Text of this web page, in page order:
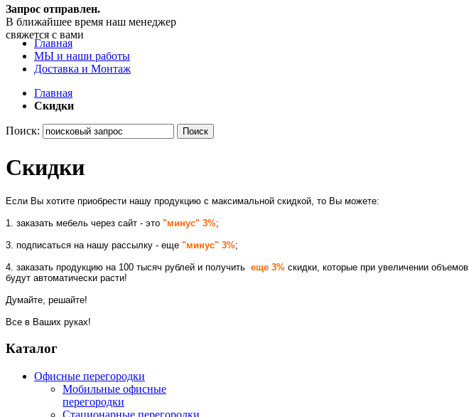
Запрос отправлен.
В ближайшее время наш менеджер
свяжется с вами
Главная
МЫ и наши работы
Доставка и Монтаж
Главная
Скидки
Поиск: Поиск
Скидки
Если Вы хотите приобрести нашу продукцию с максимальной скидкой, то Вы можете:
1. заказать мебель через сайт - это "минус" 3%;
3. подписаться на нашу рассылку - еще "минус" 3%;
4. заказать продукцию на 100 тысяч рублей и получить еще 3% скидки, которые при увеличении объемов
будут автоматически расти!
Думайте, решайте!
Все в Ваших руках!
Каталог
Офисные перегородки
Мобильные офисные
перегородки
Стационарные перегородки